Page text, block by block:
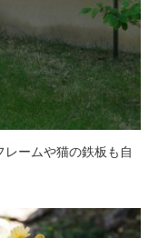
ームや猫の鉄板も自